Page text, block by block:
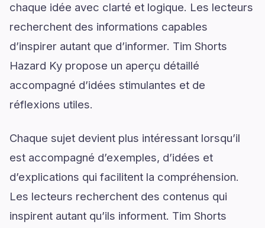
chaque idée avec clarté et logique. Les lecteurs
recherchent des informations capables
d’inspirer autant que d’informer. Tim Shorts
Hazard Ky propose un aperçu détaillé
accompagné d’idées stimulantes et de
réflexions utiles.
Chaque sujet devient plus intéressant lorsqu’il
est accompagné d’exemples, d’idées et
d’explications qui facilitent la compréhension.
Les lecteurs recherchent des contenus qui
inspirent autant qu’ils informent. Tim Shorts